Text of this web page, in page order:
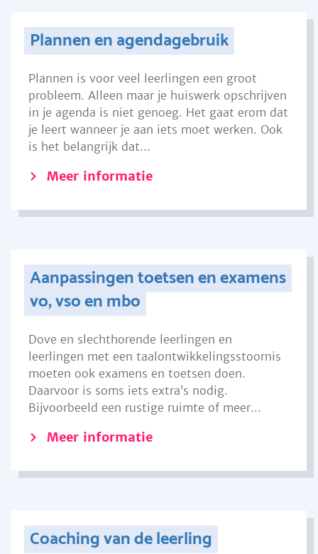
Plannen en agendagebruik
Plannen is voor veel leerlingen een groot
probleem. Alleen maar je huiswerk opschrijven
in je agenda is niet genoeg. Het gaat erom dat
je leert wanneer je aan iets moet werken. Ook
is het belangrijk dat...
Meer informatie
Aanpassingen toetsen en examens
vo, vso en mbo
Dove en slechthorende leerlingen en
leerlingen met een taalontwikkelingsstoornis
moeten ook examens en toetsen doen.
Daarvoor is soms iets extra’s nodig.
Bijvoorbeeld een rustige ruimte of meer...
Meer informatie
Coaching van de leerling